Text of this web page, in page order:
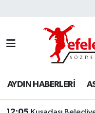
AYDIN HABERLERİ
Nöbetçi Eczaneler
Hava Durumu
Aydin Namaz